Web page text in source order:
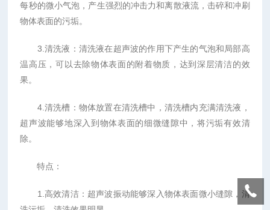
每秒的微小气泡，产生强烈的冲击力和离散液流，击碎和冲刷
物体表面的污垢。
3.清洗液：清洗液在超声波的作用下产生的气泡和局部高
温高压，可以去除物体表面的附着物质，达到深层清洁的效
果。
4.清洗槽：物体放置在清洗槽中，清洗槽内充满清洗液，
超声波能够地深入到物体表面的细微缝隙中，将污垢有效清
除。
特点：
1.高效清洁：超声波振动能够深入物体表面微小缝隙，清